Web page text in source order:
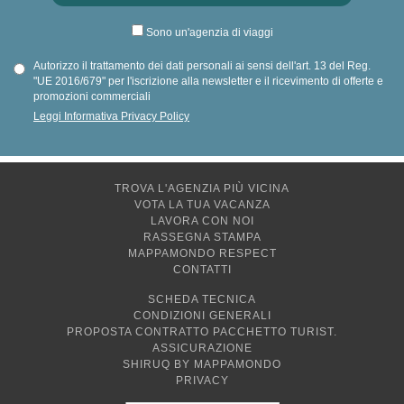
Sono un'agenzia di viaggi
Autorizzo il trattamento dei dati personali ai sensi dell'art. 13 del Reg.
"UE 2016/679" per l'iscrizione alla newsletter e il ricevimento di offerte e
promozioni commerciali
Leggi Informativa Privacy Policy
TROVA L'AGENZIA PIÙ VICINA
VOTA LA TUA VACANZA
LAVORA CON NOI
RASSEGNA STAMPA
MAPPAMONDO RESPECT
CONTATTI
SCHEDA TECNICA
CONDIZIONI GENERALI
PROPOSTA CONTRATTO PACCHETTO TURIST.
ASSICURAZIONE
SHIRUQ BY MAPPAMONDO
PRIVACY